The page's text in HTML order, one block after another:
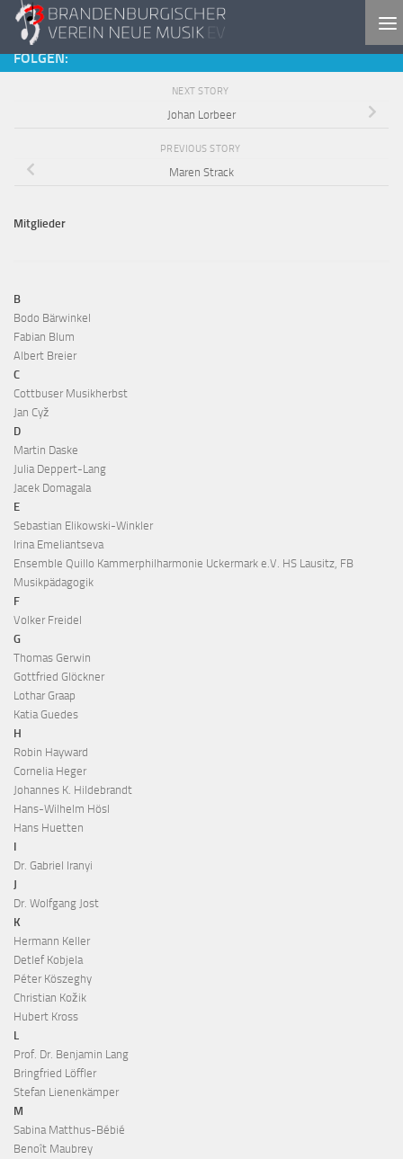
Skip to content
FOLGEN:
NEXT STORY
Johan Lorbeer
PREVIOUS STORY
Maren Strack
Mitglieder
B
Bodo Bärwinkel
Fabian Blum
Albert Breier
C
Cottbuser Musikherbst
Jan Cyž
D
Martin Daske
Julia Deppert-Lang
Jacek Domagala
E
Sebastian Elikowski-Winkler
Irina Emeliantseva
Ensemble Quillo Kammerphilharmonie Uckermark e.V. HS Lausitz, FB
Musikpädagogik
F
Volker Freidel
G
Thomas Gerwin
Gottfried Glöckner
Lothar Graap
Katia Guedes
H
Robin Hayward
Cornelia Heger
Johannes K. Hildebrandt
Hans-Wilhelm Hösl
Hans Huetten
I
Dr. Gabriel Iranyi
J
Dr. Wolfgang Jost
K
Hermann Keller
Detlef Kobjela
Péter Köszeghy
Christian Kožik
Hubert Kross
L
Prof. Dr. Benjamin Lang
Bringfried Löffler
Stefan Lienenkämper
M
Sabina Matthus-Bébié
Benoît Maubrey